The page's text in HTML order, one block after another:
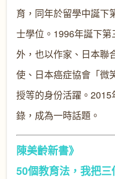
育，同年於留學中誕下
士學位。1996年誕下
外，也以作家、日本聯
使、日本癌症協會「微
授等的身份活躍。
錄，成為一時話題。
陳美齡新書》
50個教育法，我把